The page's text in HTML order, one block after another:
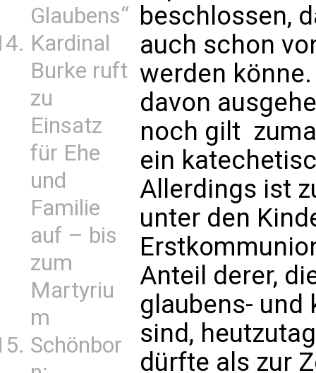
Glaubens“
Kardinal
Burke ruft
zu
Einsatz
für Ehe
und
Familie
auf – bis
zum
Martyriu
m
Schönbor
beschlossen,
auch schon
werden
davon
noch gilt 
ein
Allerdings ist
unter den
Anteil derer,
glaubens-
sind,
dürfte als zur